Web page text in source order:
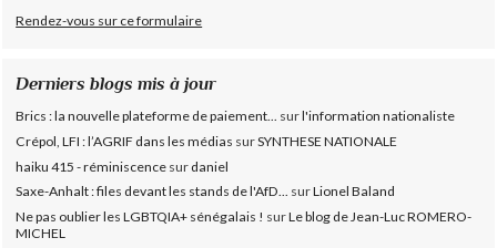
Rendez-vous sur ce formulaire
Derniers blogs mis à jour
Brics : la nouvelle plateforme de paiement... surl'information nationaliste
Crépol, LFI : l’AGRIF dans les médias surSYNTHESE NATIONALE
haiku 415 - réminiscence sur daniel
Saxe-Anhalt : files devant les stands de l'AfD... surLionel Baland
Ne pas oublier les LGBTQIA+ sénégalais ! surLe blog de Jean-Luc ROMERO-
MICHEL